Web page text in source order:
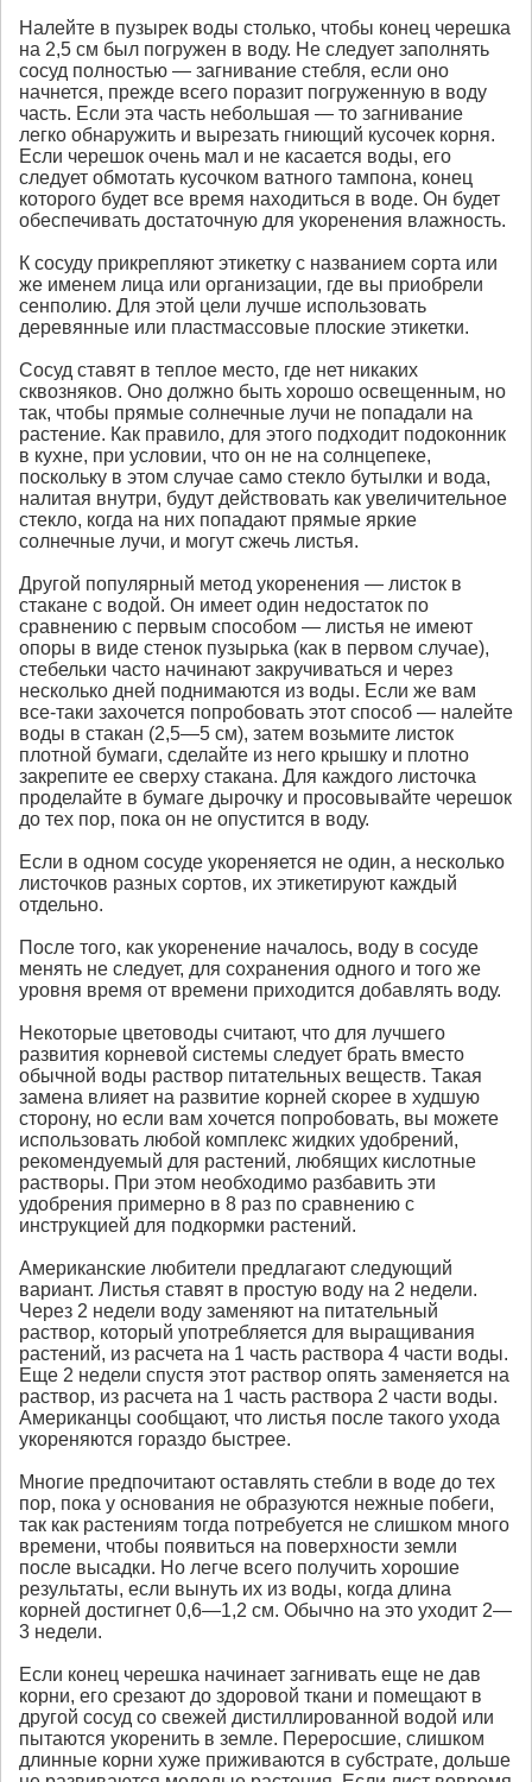
Налейте в пузырек воды столько, чтобы конец черешка
на 2,5 см был погружен в воду. Не следует заполнять
сосуд полностью — загнивание стебля, если оно
начнется, прежде всего поразит погруженную в воду
часть. Если эта часть небольшая — то загнивание
легко обнаружить и вырезать гниющий кусочек корня.
Если черешок очень мал и не касается воды, его
следует обмотать кусочком ватного тампона, конец
которого будет все время находиться в воде. Он будет
обеспечивать достаточную для укоренения влажность.
К сосуду прикрепляют этикетку с названием сорта или
же именем лица или организации, где вы приобрели
сенполию. Для этой цели лучше использовать
деревянные или пластмассовые плоские этикетки.
Сосуд ставят в теплое место, где нет никаких
сквозняков. Оно должно быть хорошо освещенным, но
так, чтобы прямые солнечные лучи не попадали на
растение. Как правило, для этого подходит подоконник
в кухне, при условии, что он не на солнцепеке,
поскольку в этом случае само стекло бутылки и вода,
налитая внутри, будут действовать как увеличительное
стекло, когда на них попадают прямые яркие
солнечные лучи, и могут сжечь листья.
Другой популярный метод укоренения — листок в
стакане с водой. Он имеет один недостаток по
сравнению с первым способом — листья не имеют
опоры в виде стенок пузырька (как в первом случае),
стебельки часто начинают закручиваться и через
несколько дней поднимаются из воды. Если же вам
все-таки захочется попробовать этот способ — налейте
воды в стакан (2,5—5 см), затем возьмите листок
плотной бумаги, сделайте из него крышку и плотно
закрепите ее сверху стакана. Для каждого листочка
проделайте в бумаге дырочку и просовывайте черешок
до тех пор, пока он не опустится в воду.
Если в одном сосуде укореняется не один, а несколько
листочков разных сортов, их этикетируют каждый
отдельно.
После того, как укоренение началось, воду в сосуде
менять не следует, для сохранения одного и того же
уровня время от времени приходится добавлять воду.
Некоторые цветоводы считают, что для лучшего
развития корневой системы следует брать вместо
обычной воды раствор питательных веществ. Такая
замена влияет на развитие корней скорее в худшую
сторону, но если вам хочется попробовать, вы можете
использовать любой комплекс жидких удобрений,
рекомендуемый для растений, любящих кислотные
растворы. При этом необходимо разбавить эти
удобрения примерно в 8 раз по сравнению с
инструкцией для подкормки растений.
Американские любители предлагают следующий
вариант. Листья ставят в простую воду на 2 недели.
Через 2 недели воду заменяют на питательный
раствор, который употребляется для выращивания
растений, из расчета на 1 часть раствора 4 части воды.
Еще 2 недели спустя этот раствор опять заменяется на
раствор, из расчета на 1 часть раствора 2 части воды.
Американцы сообщают, что листья после такого ухода
укореняются гораздо быстрее.
Многие предпочитают оставлять стебли в воде до тех
пор, пока у основания не образуются нежные побеги,
так как растениям тогда потребуется не слишком много
времени, чтобы появиться на поверхности земли
после высадки. Но легче всего получить хорошие
результаты, если вынуть их из воды, когда длина
корней достигнет 0,6—1,2 см. Обычно на это уходит 2—
3 недели.
Если конец черешка начинает загнивать еще не дав
корни, его срезают до здоровой ткани и помещают в
другой сосуд со свежей дистиллированной водой или
пытаются укоренить в земле. Переросшие, слишком
длинные корни хуже приживаются в субстрате, дольше